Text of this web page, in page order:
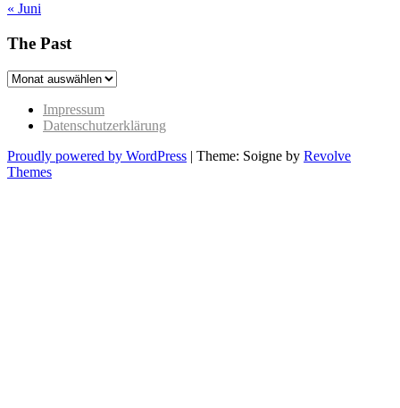
« Juni
The Past
The
Impressum
Datenschutzerklärung
Proudly powered by WordPress | Theme: Soigne by Revolve
Themes